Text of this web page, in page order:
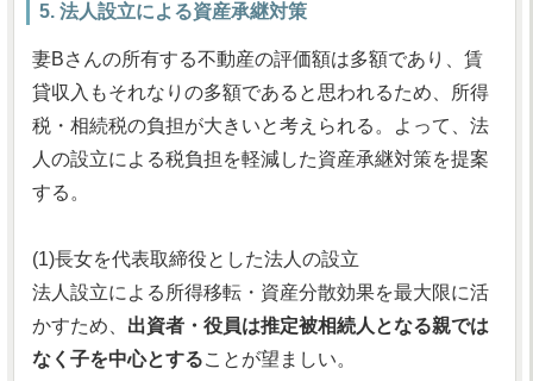
5. 法人設立による資産承継対策
妻Bさんの所有する不動産の評価額は多額であり、賃
貸収入もそれなりの多額であると思われるため、所得
税・相続税の負担が大きいと考えられる。よって、法
人の設立による税負担を軽減した資産承継対策を提案
する。
(1)長女を代表取締役とした法人の設立
法人設立による所得移転・資産分散効果を最大限に活
かすため、 出資者・役員は推定被相続人となる親では
なく子を中心とすることが望ましい。